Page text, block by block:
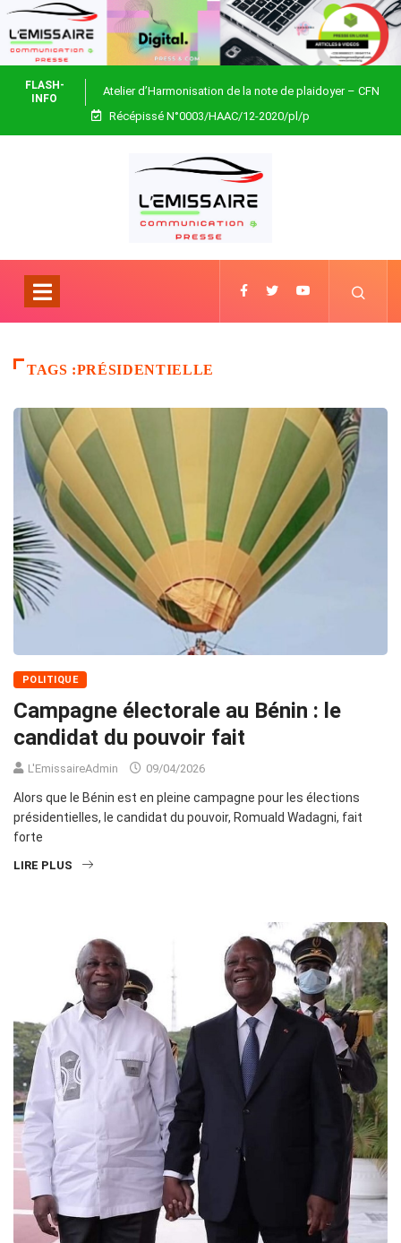
FLASH-
INFO
Atelier d’Harmonisation de la note de plaidoyer – CFN
Togo
Récépissé N°0003/HAAC/12-2020/pl/p
TAGS :PRÉSIDENTIELLE
POLITIQUE
Campagne électorale au Bénin : le
candidat du pouvoir fait
L'EmissaireAdmin 09/04/2026
Alors que le Bénin est en pleine campagne pour les élections
présidentielles, le candidat du pouvoir, Romuald Wadagni, fait
forte
LIRE PLUS